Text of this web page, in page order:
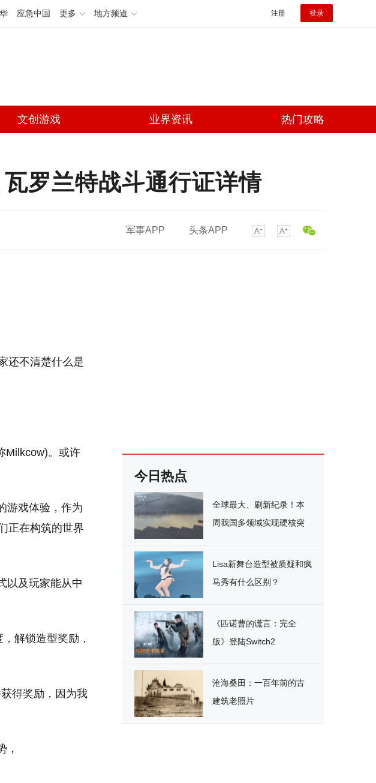
应急中国 更多 地方频道 注册 登录
文创游戏 业界资讯 热门攻略
罗兰特战斗通行证详情
军事APP 头条APP
还不清楚什么是
Milkcow)。或许
游戏体验，作为
正在构筑的世界
以及玩家能从中
解锁造型奖励，
得奖励，因为我
，
今日热点
全球最大、刷新纪录！本
周我国多领域实现硬核突
Lisa新舞台造型被质疑和疯
马秀有什么区别？
《匹诺曹的谎言：完全
版》登陆Switch2
沧海桑田：一百年前的古
建筑老照片